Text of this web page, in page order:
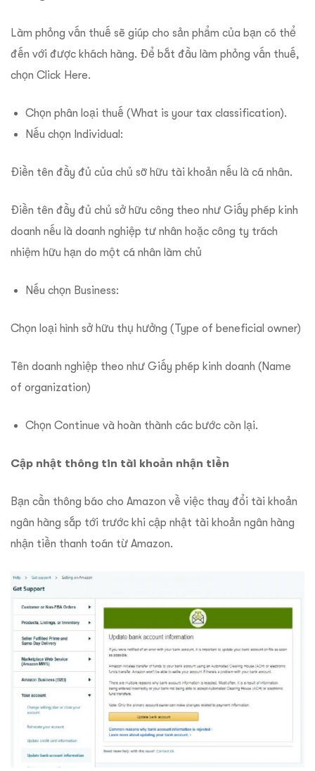
Làm phỏng vấn thuế sẽ giúp cho sản phẩm của bạn có thể
đến với được khách hàng. Để bắt đầu làm phỏng vấn thuế,
chọn Click Here.
Chọn phân loại thuế (What is your tax classification).
Nếu chọn Individual:
Điền tên đầy đủ của chủ sỡ hữu tài khoản nếu là cá nhân.
Điền tên đầy đủ chủ sở hữu công theo như Giấy phép kinh
doanh nếu là doanh nghiệp tư nhân hoặc công ty trách
nhiệm hữu hạn do một cá nhân làm chủ
Nếu chọn Business:
Chọn loại hình sở hữu thụ hưởng (Type of beneficial owner)
Tên doanh nghiệp theo như Giấy phép kinh doanh (Name
of organization)
Chọn Continue và hoàn thành các bước còn lại.
Cập nhật thông tin tài khoản nhận tiền
Bạn cần thông báo cho Amazon về việc thay đổi tài khoản
ngân hàng sắp tới trước khi cập nhật tài khoản ngân hàng
nhận tiền thanh toán từ Amazon.